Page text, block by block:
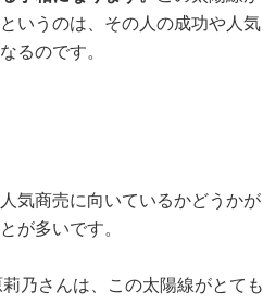
いうのは、その人の成功や人気
るのです。
気商売に向いているかどうかが
が多いです。
乃さんは、この太陽線がとても